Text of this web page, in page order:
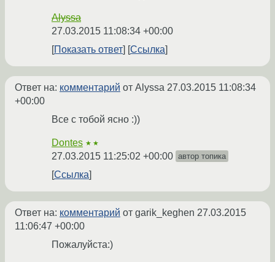
Alyssa
27.03.2015 11:08:34 +00:00
Показать ответ
Ссылка
Ответ на: комментарий от Alyssa 27.03.2015 11:08:34
+00:00
Все с тобой ясно :))
Dontes ★★
27.03.2015 11:25:02 +00:00 автор топика
Ссылка
Ответ на: комментарий от garik_keghen 27.03.2015
11:06:47 +00:00
Пожалуйста:)